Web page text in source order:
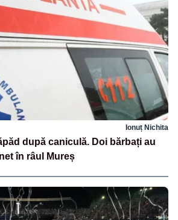
Ionuț Nichita
după caniculă. Doi bărbați au
în râul Mureș